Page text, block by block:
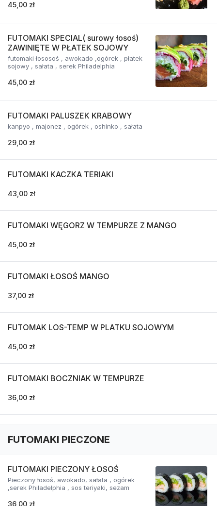
45,00 zł
FUTOMAKI SPECIAL( surowy łosoś)
ZAWINIĘTE W PŁATEK SOJOWY
futomaki łososoś , awokado ,ogórek , płatek
sojowy , sałata , serek Philadelphia
45,00 zł
FUTOMAKI PALUSZEK KRABOWY
kanpyo , majonez , ogórek , oshinko , sałata
29,00 zł
FUTOMAKI KACZKA TERIAKI
43,00 zł
FUTOMAKI WĘGORZ W TEMPURZE Z MANGO
45,00 zł
FUTOMAKI ŁOSOŚ MANGO
37,00 zł
FUTOMAK LOS-TEMP W PLATKU SOJOWYM
45,00 zł
FUTOMAKI BOCZNIAK W TEMPURZE
36,00 zł
FUTOMAKI PIECZONE
FUTOMAKI PIECZONY ŁOSOŚ
Pieczony łosoś, awokado, sałata , ogórek
,serek Philadelphia , sos teriyaki, sezam
36,00 zł